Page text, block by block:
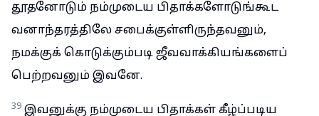
தூதனோடும் நம்முடைய பிதாக்களோடுங்கூட
வனாந்தரத்திலே சபைக்குள்ளிருந்தவனும்,
நமக்குக் கொடுக்கும்படி ஜீவவாக்கியங்களைப்
பெற்றவனும் இவனே.
39 இவனுக்கு நம்முடைய பிதாக்கள் கீழ்ப்படிய